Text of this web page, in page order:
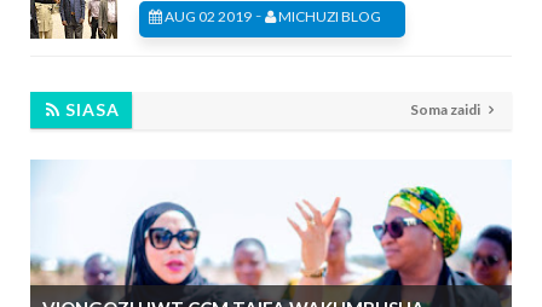
AUG 02 2019 - MICHUZI BLOG
SIASA Soma zaidi